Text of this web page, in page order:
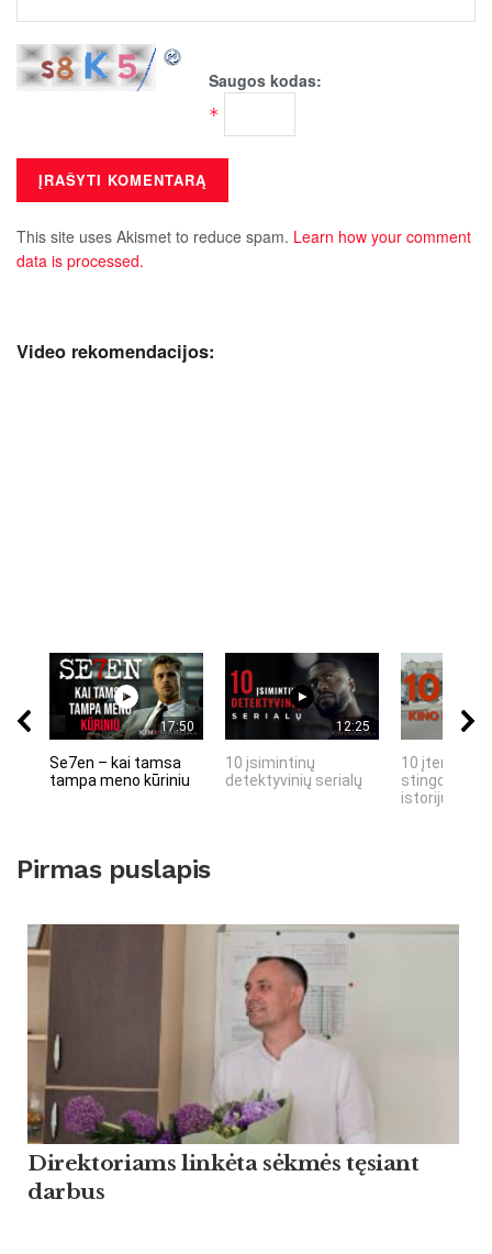
Saugos kodas:
*
This site uses Akismet to reduce spam. Learn how your comment
data is processed.
Video rekomendacijos:
17:50
Se7en – kai tamsa
tampa meno kūriniu
12:25
10 įsimintinų
detektyvinių serialų
10 įtemptų,
stingdančių
istorijų
Pirmas puslapis
Direktoriams linkėta sėkmės tęsiant
darbus